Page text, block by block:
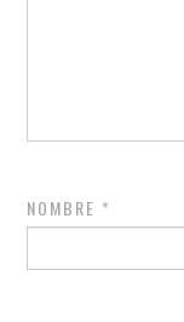
NOMBRE *